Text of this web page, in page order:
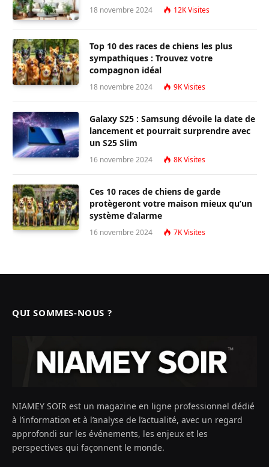
18 novembre 2024 12KVisites
Top 10 des races de chiens les plus
sympathiques : Trouvez votre
compagnon idéal
18 novembre 2024 9KVisites
Galaxy S25 : Samsung dévoile la date de
lancement et pourrait surprendre avec
un S25 Slim
16 novembre 2024 8KVisites
Ces 10 races de chiens de garde
protègeront votre maison mieux qu’un
système d’alarme
16 novembre 2024 7KVisites
QUI SOMMES-NOUS ?
NIAMEY SOIR est un magazine en ligne professionnel dédié
à l’information et à l’analyse de l’actualité, avec un regard
approfondi sur les événements, les enjeux et les
perspectives qui façonnent le monde.